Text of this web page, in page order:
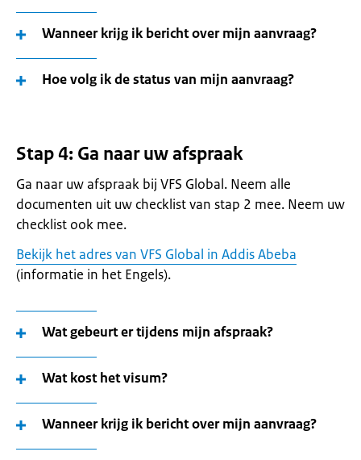
Wanneer krijg ik bericht over mijn aanvraag?
Hoe volg ik de status van mijn aanvraag?
Stap 4: Ga naar uw afspraak
Ga naar uw afspraak bij VFS Global. Neem alle
documenten uit uw checklist van stap 2 mee. Neem uw
checklist ook mee.
Bekijk het adres van VFS Global in Addis Abeba
(informatie in het Engels).
Wat gebeurt er tijdens mijn afspraak?
Wat kost het visum?
Wanneer krijg ik bericht over mijn aanvraag?